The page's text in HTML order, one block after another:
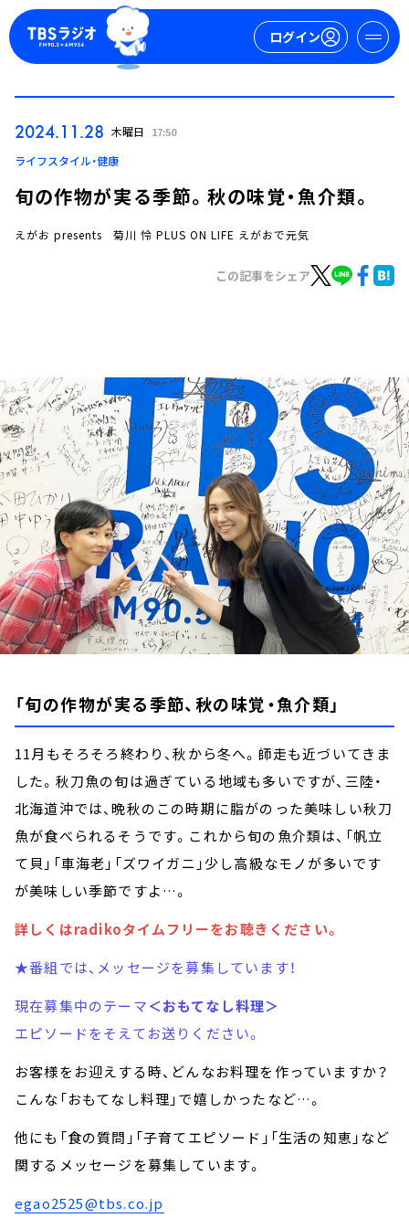
ログイン
ログイン
トピックス
TBS Podcast
お知らせ
イベント・グッズ
YouTube
会社情報
2024.11.28 木曜日 17:50
ライフスタイル・健康
旬の作物が実る季節。秋の味覚・魚介類。
えがお presents 菊川 怜 PLUS ON LIFE えがおで元気
この記事をシェア
「旬の作物が実る季節、秋の味覚・魚介類」
11月もそろそろ終わり、秋から冬へ。師走も近づいてきま
した。秋刀魚の旬は過ぎている地域も多いですが、三陸・
北海道沖では、晩秋のこの時期に脂がのった美味しい秋刀
魚が食べられるそうです。これから旬の魚介類は、「帆立
て貝」「車海老」「ズワイガニ」少し高級なモノが多いです
が美味しい季節ですよ…。
詳しくはradikoタイムフリーをお聴きください。
★番組では、メッセージを募集しています！
現在募集中のテーマ＜おもてなし料理＞
エピソードをそえてお送りください。
お客様をお迎えする時、どんなお料理を作っていますか？
こんな「おもてなし料理」で嬉しかったなど…。
他にも「食の質問」「子育てエピソード」「生活の知恵」など
関するメッセージを募集しています。
egao2525@tbs.co.jp